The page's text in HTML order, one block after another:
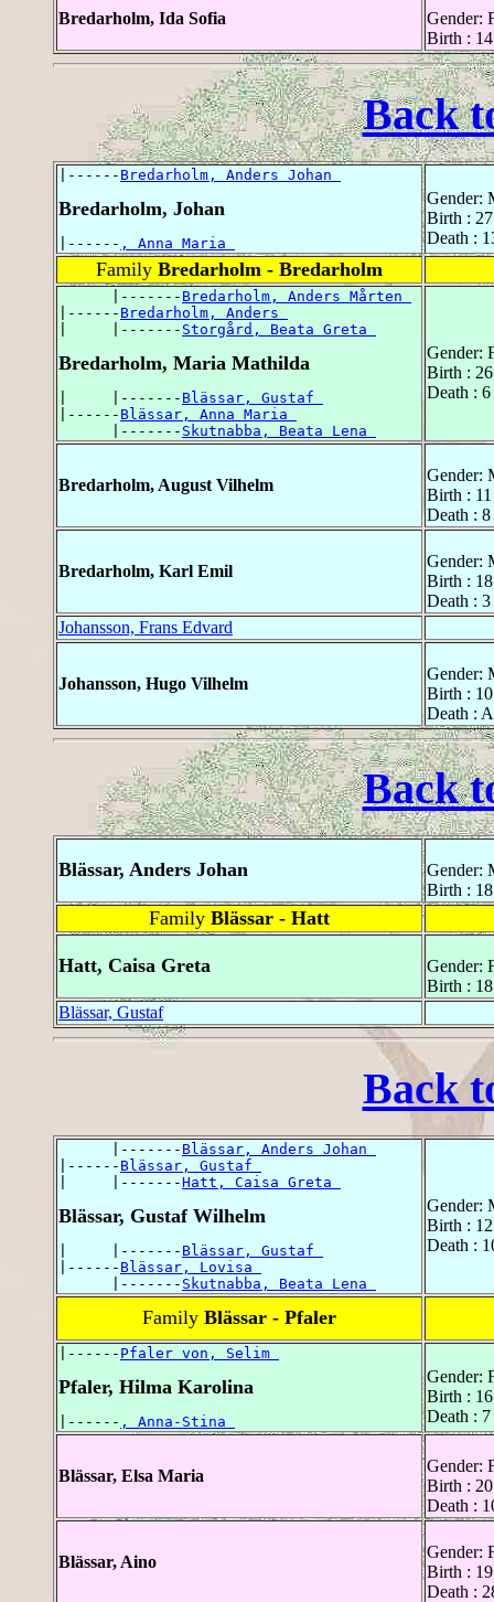
Bredarholm, Ida Sofia
Gender:
Birth :
Back
|------ Bredarholm, Anders Johan
Bredarholm, Johan
|------ , Anna Maria
Gender:
Birth :
Death :
Family Bredarholm - Bredarholm
      |-------
Bredarholm, Anders Mårten
|------ Bredarholm, Anders
|     |------- Storgård, Beata Greta
Bredarholm, Maria Mathilda
|     |------- Blässar, Gustaf
|------ Blässar, Anna Maria
      |-------
Skutnabba, Beata Lena
Gender:
Birth :
Death :
Bredarholm, August Vilhelm
Gender:
Birth : 11
Death :
Bredarholm, Karl Emil
Gender:
Birth :
Death : 3
Johansson, Frans Edvard
Johansson, Hugo Vilhelm
Gender:
Birth :
Death :
Back
Blässar, Anders Johan
Gender:
Birth : 18
Family Blässar - Hatt
Hatt, Caisa Greta
Gender:
Birth :
Blässar, Gustaf
Back
      |-------
Blässar, Anders Johan
|------ Blässar, Gustaf
|     |-------Hatt, Caisa Greta
Blässar, Gustaf Wilhelm
|     |------- Blässar, Gustaf
|------ Blässar, Lovisa
      |-------
Skutnabba, Beata Lena
Gender:
Birth : 12
Death :
Family Blässar - Pfaler
|------ Pfaler von, Selim
Pfaler, Hilma Karolina
|------ , Anna-Stina
Gender:
Birth :
Death :
Blässar, Elsa Maria
Gender:
Birth :
Death :
Blässar, Aino
Gender:
Birth :
Death :